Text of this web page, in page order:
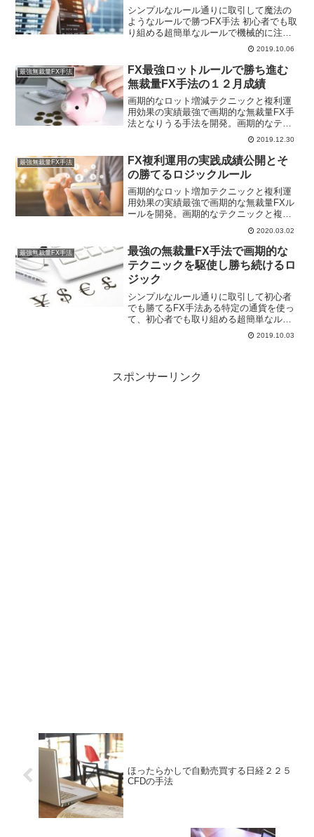
シンプルなルール通りに取引して魔法の
ようなルールで勝つFX手法 初心者でも取
り組める超簡単なルールで機械的に注文
し、淡々とトレードを繰り返すことで十
分勝てる最強で画期的な無裁量FX手法を
紹介しています。 詳しくは、画期的なル
ールでシンプルに...
2019.10.06
最強無裁量FX手法
FX最強ロットルールで勝ち進む
無裁量FX手法の１２月成績
画期的なロット増減テクニックと複利運
用効果の実績最強で画期的な無裁量FX手
法となりうる手法を開発。画期的なテク
ニックと複利運用効果の実績をご覧くだ
さい。１２月のみの成績固定ロット １
０，０００円画期的ロット増減ルール ２
１，０００円複利運用...
2019.12.30
最強無裁量FX手法
FX複利運用の実践成績公開とそ
の勝てるロジックルール
画期的なロット増加テクニックと複利運
用効果の実績最強で画期的な無裁量FXル
ールを開発。画期的なテクニックと複利
運用効果の実績をご覧ください。 ２０２
０年も運用開始２月のみの成績 固定ロッ
トの場合１５，０００円 画期的ロット増
減ルール４９，０...
2020.03.02
最強無裁量FX手法
最強の無裁量FX手法で画期的な
テクニックを駆使し勝ち続けるロ
ジック
シンプルなルール通りに取引して初心者
でも勝てるFX手法ある特定の通貨を使っ
て、初心者でも取り組める超簡単なルー
ルで機械的に「売り」「買い」を注文
し、これもルールとして幅が決まってい
2019.10.03
スポンサーリンク
ほったらかしで自動売買する日経２２５
CFDの手法